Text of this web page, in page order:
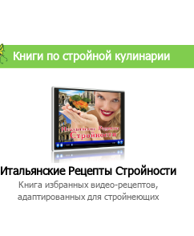
Книги по стройной кулинарии
Итальянские Рецепты Стройности
Книга избранных видео-рецептов,
адаптированных для стройнеющих